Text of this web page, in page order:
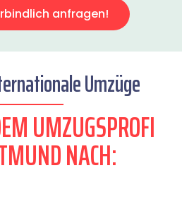
anfragen!
Umzüge
UMZUGSPROFI
NACH: